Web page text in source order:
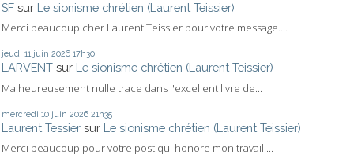
SF sur Le sionisme chrétien (Laurent Teissier)
Merci beaucoup cher Laurent Teissier pour votre message....
jeudi 11 juin 2026 17h30
LARVENT sur Le sionisme chrétien (Laurent Teissier)
Malheureusement nulle trace dans l'excellent livre de...
mercredi 10 juin 2026 21h35
Laurent Tessier sur Le sionisme chrétien (Laurent Teissier)
Merci beaucoup pour votre post qui honore mon travail!...